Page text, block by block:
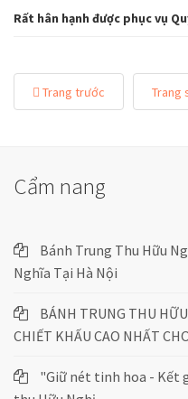
Rất hân hạnh được phục vụ
Trang trước Trang
Cẩm nang
Bánh Trung Thu Hữu
Nghĩa Tại Hà Nội
BÁNH TRUNG THU
CHIẾT KHẤU CAO NHẤT
"Giữ nét tinh hoa - Kết